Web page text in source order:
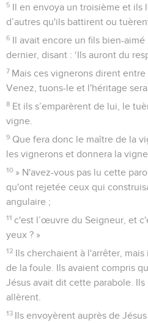
5 Il en envoya un troisième et ils
d’autres qu'ils battirent ou
6 Il avait encore un fils bien-
dernier, disant : ‘Ils auront du
7 Mais ces vignerons dirent entre
Venez, tuons-le et l'héritage sera
8 Et ils s’emparèrent de lui, le
vigne.
9 Que fera donc le maître de la
les vignerons et donnera la vigne
10 » N'avez-vous pas lu cette
qu'ont rejetée ceux qui
angulaire ;
11 c'est l’œuvre du Seigneur, et
yeux ? »
12 Ils cherchaient à l'arrêter,
de la foule. Ils avaient compris
Jésus avait dit cette parabole.
allèrent.
13 Ils envoyèrent auprès de